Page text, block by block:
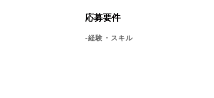
応募要件
-経験・スキル